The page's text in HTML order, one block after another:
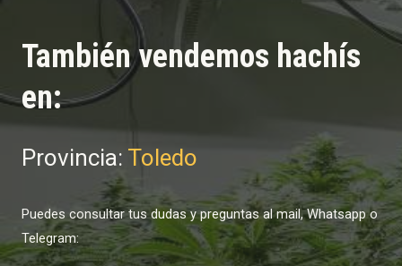
También vendemos hachís
en:
Provincia: Toledo
Puedes consultar tus dudas y preguntas al mail, Whatsapp o
Telegram: